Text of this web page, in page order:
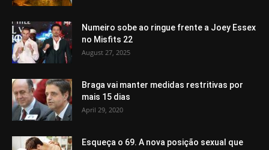
Numeiro sobe ao ringue frente a Joey Essex
no Misfits 22
August 27, 2025
Braga vai manter medidas restritivas por
mais 15 dias
April 29, 2020
Esqueça o 69. A nova posição sexual que